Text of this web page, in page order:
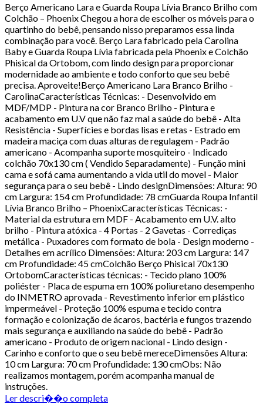
Berço Americano Lara e Guarda Roupa Lívia Branco Brilho com
Colchão – Phoenix Chegou a hora de escolher os móveis para o
quartinho do bebê, pensando nisso preparamos essa linda
combinação para você. Berço Lara fabricado pela Carolina
Baby e Guarda Roupa Lívia fabricada pela Phoenix e Colchão
Phisical da Ortobom, com lindo design para proporcionar
modernidade ao ambiente e todo conforto que seu bebê
precisa. Aproveite!Berço Americano Lara Branco Brilho -
CarolinaCaracterísticas Técnicas: - Desenvolvido em
MDF/MDP - Pintura na cor Branco Brilho - Pintura e
acabamento em U.V que não faz mal a saúde do bebê - Alta
Resistência - Superfícies e bordas lisas e retas - Estrado em
madeira maciça com duas alturas de regulagem - Padrão
americano - Acompanha suporte mosquiteiro - Indicado
colchão 70x130 cm ( Vendido Separadamente) - Função mini
cama e sofá cama aumentando a vida util do movel - Maior
segurança para o seu bebê - Lindo designDimensões: Altura: 90
cm Largura: 154 cm Profundidade: 78 cmGuarda Roupa Infantil
Lívia Branco Brilho – PhoenixCaracterísticas Técnicas: -
Material da estrutura em MDF - Acabamento em U.V. alto
brilho - Pintura atóxica - 4 Portas - 2 Gavetas - Corrediças
metálica - Puxadores com formato de bola - Design moderno -
Detalhes em acrílico Dimensões: Altura: 203 cm Largura: 147
cm Profundidade: 45 cmColchão Berço Phisical 70x130
OrtobomCaracterísticas técnicas: - Tecido plano 100%
poliéster - Placa de espuma em 100% poliuretano desempenho
do INMETRO aprovada - Revestimento inferior em plástico
impermeável - Proteção 100% espuma e tecido contra
formação e colonização de ácaros, bactéria e fungos trazendo
mais segurança e auxiliando na saúde do bebê - Padrão
americano - Produto de origem nacional - Lindo design -
Carinho e conforto que o seu bebê mereceDimensões Altura:
10 cm Largura: 70 cm Profundidade: 130 cmObs: Não
realizamos montagem, porém acompanha manual de
instruções.
Ler descri��o completa